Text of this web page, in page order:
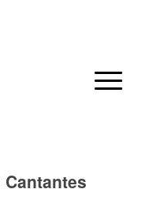
Cantantes